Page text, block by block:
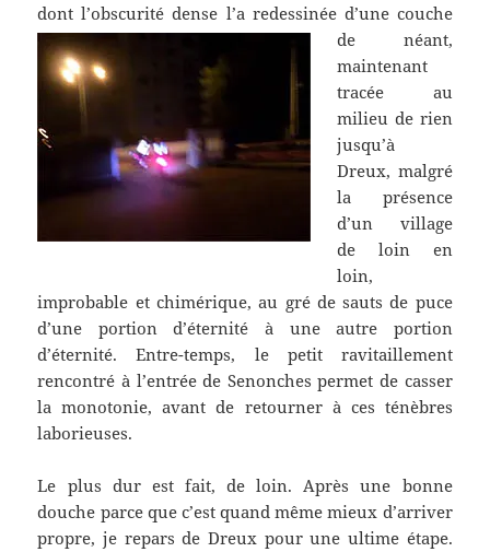
dont l’obscurité dense l’a redessinée d’une couche
de néant,
maintenant
tracée au
milieu de rien
jusqu’à
Dreux, malgré
la présence
d’un village
de loin en
loin,
improbable et chimérique, au gré de sauts de puce
d’une portion d’éternité à une autre portion
d’éternité. Entre-temps, le petit ravitaillement
rencontré à l’entrée de Senonches permet de casser
la monotonie, avant de retourner à ces ténèbres
laborieuses.
Le plus dur est fait, de loin. Après une bonne
douche parce que c’est quand même mieux d’arriver
propre, je repars de Dreux pour une ultime étape.